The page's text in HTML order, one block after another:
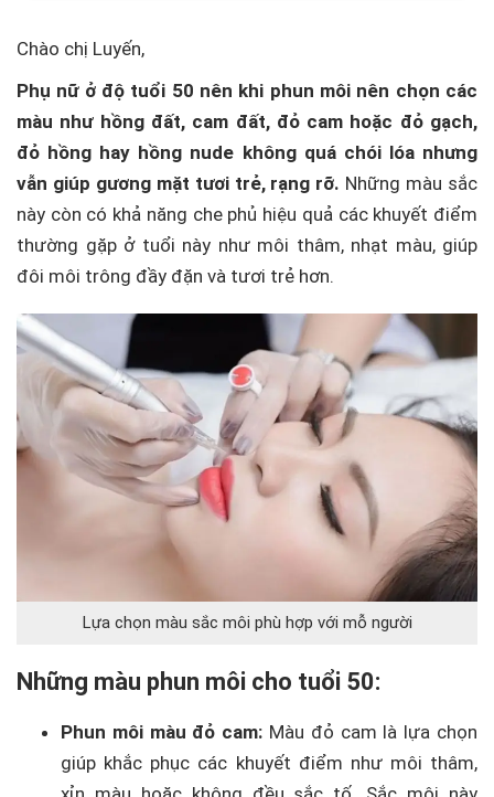
Chào chị Luyến,
Phụ nữ ở độ tuổi 50 nên khi phun môi nên chọn các
màu như hồng đất, cam đất, đỏ cam hoặc đỏ gạch,
đỏ hồng hay hồng nude không quá chói lóa nhưng
vẫn giúp gương mặt tươi trẻ, rạng rỡ. Những màu sắc
này còn có khả năng che phủ hiệu quả các khuyết điểm
thường gặp ở tuổi này như môi thâm, nhạt màu, giúp
đôi môi trông đầy đặn và tươi trẻ hơn.
Lựa chọn màu sắc môi phù hợp với mỗ người
Những màu phun môi cho tuổi 50:
Phun môi màu đỏ cam: Màu đỏ cam là lựa chọn
giúp khắc phục các khuyết điểm như môi thâm,